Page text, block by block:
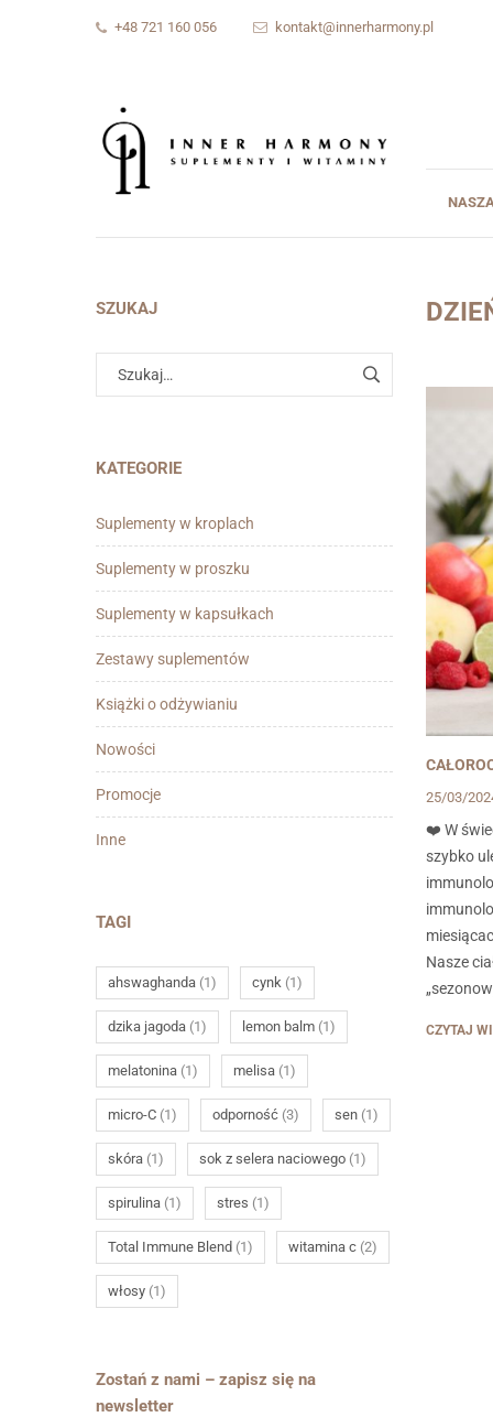
+48 721 160 056 kontakt@innerharmony.pl
25/03/
❤️ W
szybko
Nasze
CZYTAJ
SZUKAJ
KATEGORIE
Suplementy w kroplach
Suplementy w proszku
Suplementy w kapsułkach
Zestawy suplementów
Książki o odżywianiu
Nowości
Promocje
Inne
TAGI
ahswaghanda (1) cynk (1)
dzika jagoda (1) lemon balm (1)
melatonina (1) melisa (1)
micro-C (1) odporność (3) sen (1)
skóra (1) sok z selera naciowego (1)
spirulina (1) stres (1)
Total Immune Blend (1) witamina c (2)
włosy (1)
Zostań z nami – zapisz się na
newsletter